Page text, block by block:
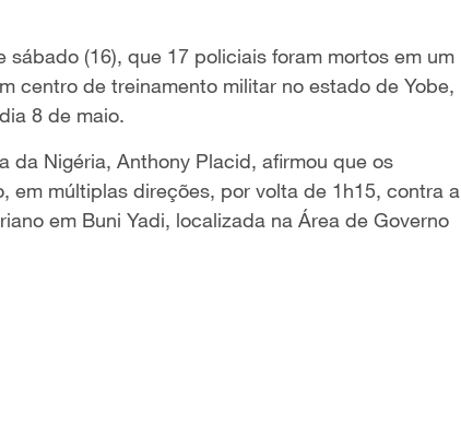
(16), que 17 policiais foram mortos em um
centro de treinamento militar no estado de Yobe,
8 de maio.
da Nigéria, Anthony Placid, afirmou que os
em múltiplas direções, por volta de 1h15, contra a
em Buni Yadi, localizada na Área de Governo